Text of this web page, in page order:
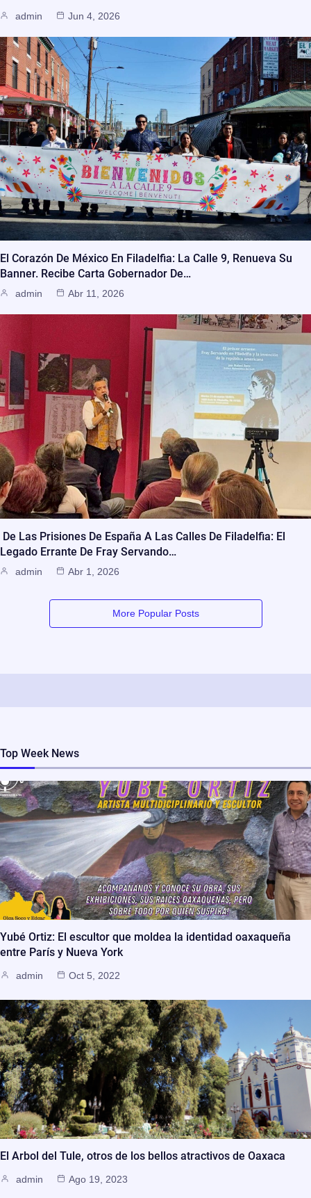
admin Jun 4, 2026
El Corazón De México En Filadelfia: La Calle 9, Renueva Su
Banner. Recibe Carta Gobernador De…
admin Abr 11, 2026
De Las Prisiones De España A Las Calles De Filadelfia: El
Legado Errante De Fray Servando…
admin Abr 1, 2026
More Popular Posts
Top Week News
Yubé Ortiz: El escultor que moldea la identidad oaxaqueña
entre París y Nueva York
admin Oct 5, 2022
El Arbol del Tule, otros de los bellos atractivos de Oaxaca
admin Ago 19, 2023